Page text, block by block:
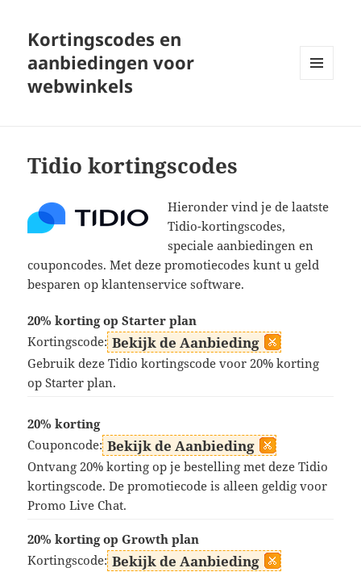
Kortingscodes en
aanbiedingen voor
webwinkels
Tidio kortingscodes
Hieronder vind je de laatste
Tidio-kortingscodes,
speciale aanbiedingen en
couponcodes. Met deze promotiecodes kunt u geld
besparen op klantenservice software.
20% korting op Starter plan
Kortingscode: Bekijk de Aanbieding
Gebruik deze Tidio kortingscode voor 20% korting
op Starter plan.
20% korting
Couponcode: Bekijk de Aanbieding
Ontvang 20% korting op je bestelling met deze Tidio
kortingscode. De promotiecode is alleen geldig voor
Promo Live Chat.
20% korting op Growth plan
Kortingscode: Bekijk de Aanbieding